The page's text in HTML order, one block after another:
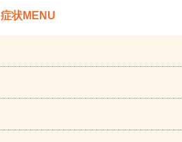
症状MENU